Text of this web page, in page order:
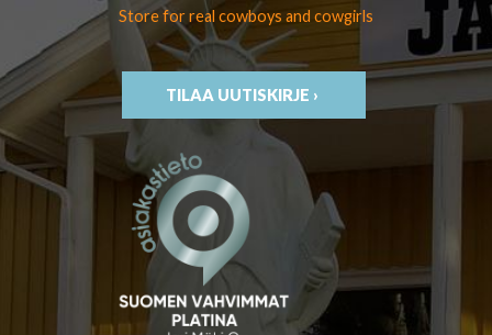
Store for real cowboys and cowgirls
TILAA UUTISKIRJE ›